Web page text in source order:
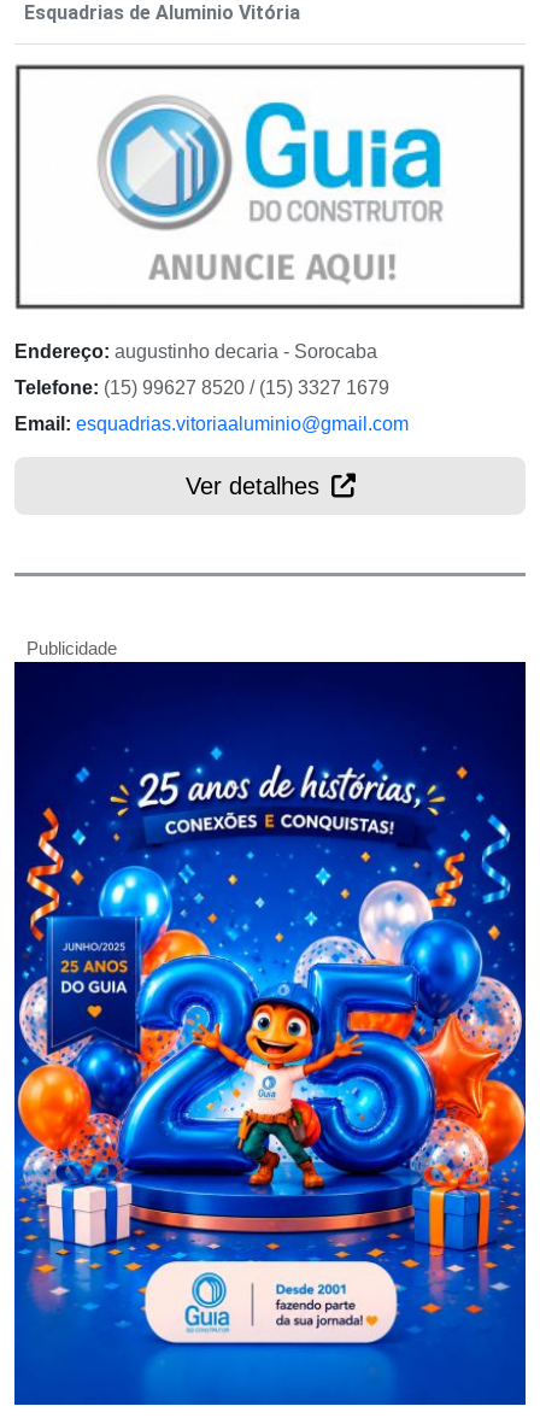
Esquadrias de Aluminio Vitória
Endereço: augustinho decaria - Sorocaba
Telefone: (15) 99627 8520 / (15) 3327 1679
Email: esquadrias.vitoriaaluminio@gmail.com
Ver detalhes
Publicidade